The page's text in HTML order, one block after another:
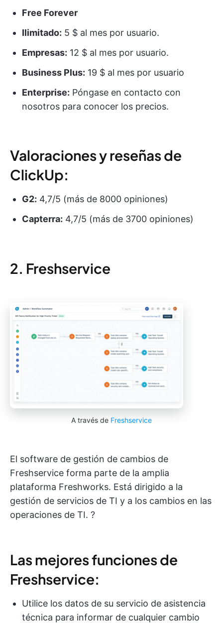
Free Forever
Ilimitado: 5 $ al mes por usuario.
Empresas: 12 $ al mes por usuario.
Business Plus: 19 $ al mes por usuario
Enterprise: Póngase en contacto con
nosotros para conocer los precios.
Valoraciones y reseñas de
ClickUp:
G2: 4,7/5 (más de 8000 opiniones)
Capterra: 4,7/5 (más de 3700 opiniones)
2. Freshservice
A través de Freshservice
El software de gestión de cambios de
Freshservice forma parte de la amplia
plataforma Freshworks. Está dirigido a la
gestión de servicios de TI y a los cambios en las
operaciones de TI. ?️
Las mejores funciones de
Freshservice:
Utilice los datos de su servicio de asistencia
técnica para informar de cualquier cambio